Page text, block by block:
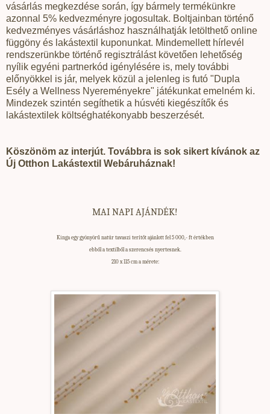
vásárlás megkezdése során, így bármely termékünkre
azonnal 5% kedvezményre jogosultak. Boltjainban történő
kedvezményes vásárláshoz használhatják letölthető online
függöny és lakástextil kuponunkat. Mindemellett hírlevél
rendszerünkbe történő regisztrálást követően lehetőség
nyílik egyéni partnerkód igénylésére is, mely további
előnyökkel is jár, melyek közül a jelenleg is futó "Dupla
Esély a Wellness Nyereményekre" játékunkat emelném ki.
Mindezek szintén segíthetik a húsvéti kiegészítők és
lakástextilek költséghatékonyabb beszerzését.
Köszönöm az interjút. Továbbra is sok sikert kívánok az
Új Otthon Lakástextil Webáruháznak!
MAI NAPI AJÁNDÉK!
Kinga egy gyönyörű natúr tavaszi terítőt ajánlott fel 5 000,- ft értékben
ebből a textilből a szerencsés nyertesnek.
210 x 115 cm a mérete: